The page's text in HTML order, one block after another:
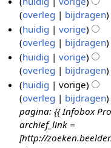
a
t
t
i
n
g
e
n
v
a
t
t
i
n
g
a
m
e
n
v
a
t
t
i
n
g
s
s
a
m
e
n
v
a
t
t
i
n
g
s
s
a
m
e
n
v
a
t
k
i
n
g
s
s
a
m
e
n
v
0
e
r
k
i
n
g
s
s
a
m
e
0
9
e
w
e
r
k
i
n
g
s
s
a
n
b
e
w
e
r
k
i
n
g
s
0
a
2
0
e
e
n
b
e
w
e
r
k
i
overleg
bijdragen
G
e
e
n
b
e
w
e
r
huidig vorige
overleg
bijdragen
G
e
e
n
b
e
w
huidig vorige
overleg
bijdragen
G
e
e
n
b
huidig vorige
overleg
bijdragen
pagina: {{ Infobox
archief_link =
[http://